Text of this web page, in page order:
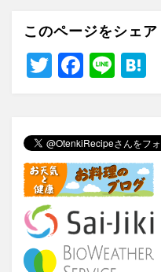
このページをシェア
T
er
F
e
b
o
o
k
Li
n
a